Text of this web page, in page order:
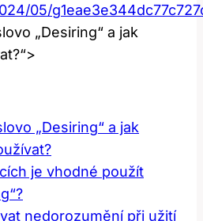
05/
„Desiring“ a jak
„Desiring“ a jak
je vhodné použít
nedorozumění při užití